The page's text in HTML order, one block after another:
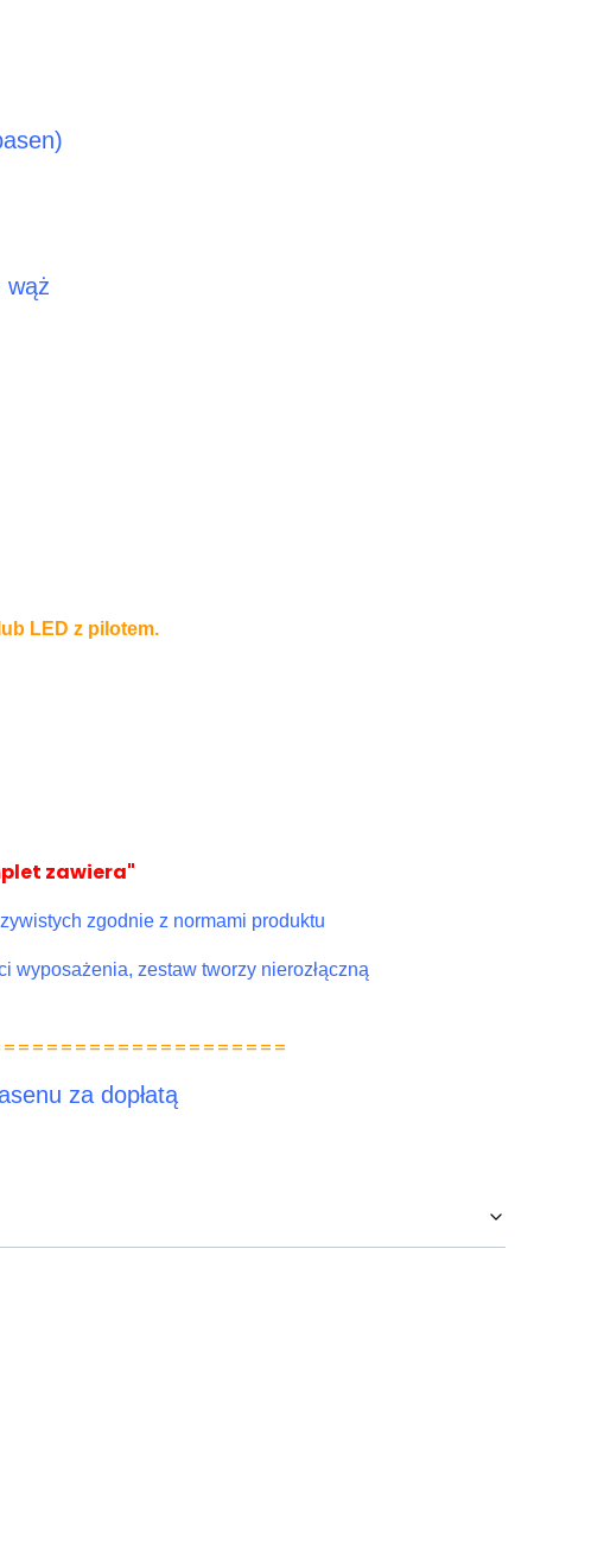
wąż
LED z pilotem.
zawiera"
zgodnie z normami produktu
wyposażenia, zestaw tworzy nierozłączną
za dopłatą